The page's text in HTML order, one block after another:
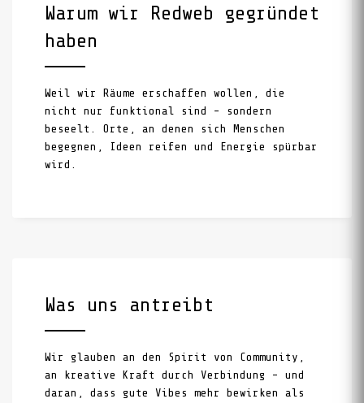
Warum wir Redweb gegründet
haben
Weil wir Räume erschaffen wollen, die
nicht nur funktional sind – sondern
beseelt. Orte, an denen sich Menschen
begegnen, Ideen reifen und Energie spürbar
wird.
Was uns antreibt
Wir glauben an den Spirit von Community,
an kreative Kraft durch Verbindung – und
daran, dass gute Vibes mehr bewirken als